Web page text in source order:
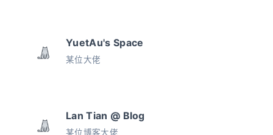
YuetAu's Space
某位大佬
Lan Tian @ Blog
某位博客大佬